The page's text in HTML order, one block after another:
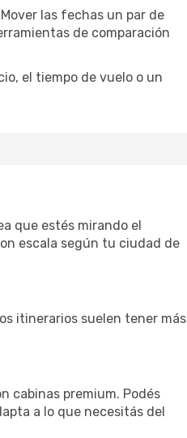
las fechas un par de
de comparación
el tiempo de vuelo o un
que estés mirando el
escala según tu ciudad de
itinerarios suelen tener más
cabinas premium. Podés
a lo que necesitás del